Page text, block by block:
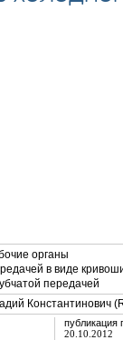
органы
в виде
передачей
Константинович
публикация
20.10.2012